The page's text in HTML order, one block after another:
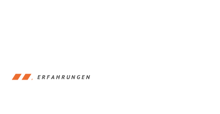
ERFAHRUNGEN